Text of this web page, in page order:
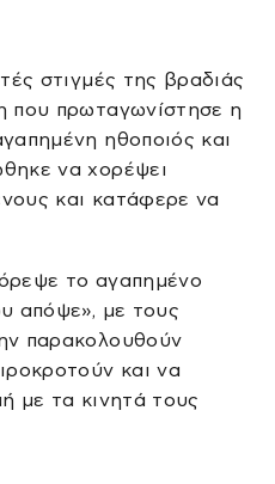
στιγμές της βραδιάς
που πρωταγωνίστησε η
ηθοποιός και
να χορέψει
και κατάφερε να
το αγαπημένο
απόψε», με τους
παρακολουθούν
και να
με τα κινητά τους